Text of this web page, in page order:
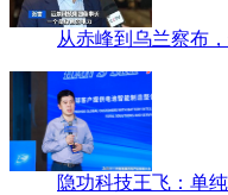
从赤峰到乌兰察布
隐功科技王飞：单